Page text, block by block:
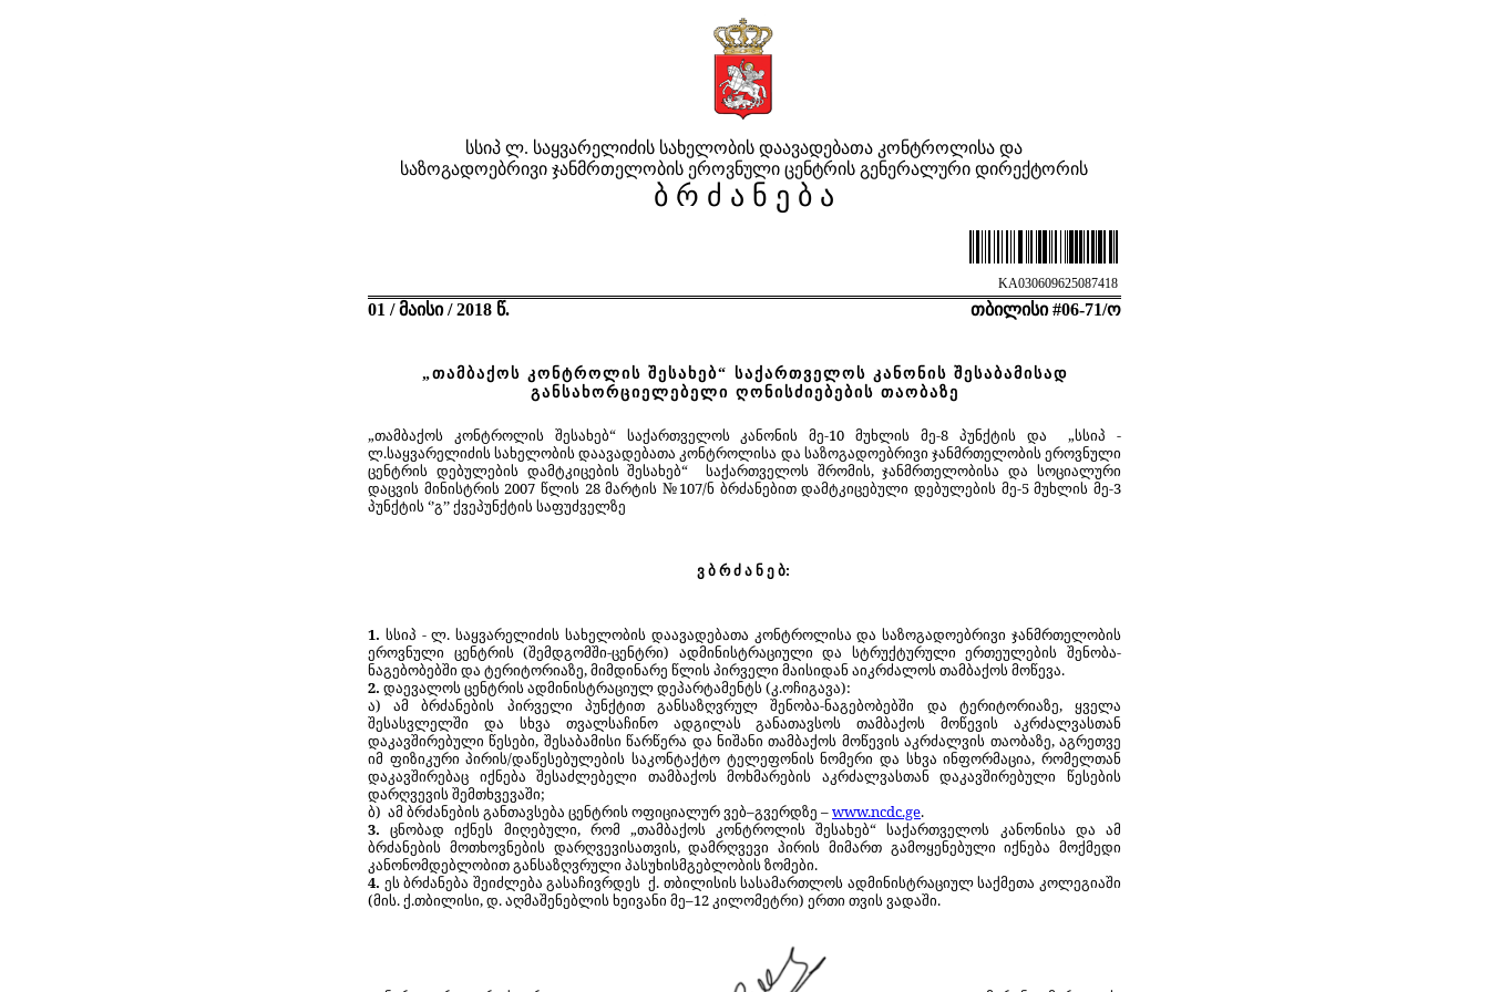
სსიპ ლ. საყვარელიძის სახელობის დაავადებათა კონტროლისა და
საზოგადოებრივი ჯანმრთელობის ეროვნული ცენტრის გენერალური დირექტორის
ბ რ ძ ა ნ ე ბ ა
KA030609625087418
01 / მაისი / 2018 წ. თბილისი #06-71/ო
„თამბაქოს კონტროლის შესახებ“ საქართველოს კანონის შესაბამისად
განსახორციელებელი ღონისძიებების თაობაზე
„თამბაქოს კონტროლის შესახებ“ საქართველოს კანონის მე-10 მუხლის მე-8 პუნქტის და „სსიპ -
ლ.საყვარელიძის სახელობის დაავადებათა კონტროლისა და საზოგადოებრივი ჯანმრთელობის ეროვნული
ცენტრის დებულების დამტკიცების შესახებ“ საქართველოს შრომის, ჯანმრთელობისა და სოციალური
დაცვის მინისტრის 2007 წლის 28 მარტის №107/ნ ბრძანებით დამტკიცებული დებულების მე-5 მუხლის მე-3
პუნქტის ‘’გ’’ ქვეპუნქტის საფუძველზე
ვ ბ რ ძ ა ნ ე ბ:
1. სსიპ - ლ. საყვარელიძის სახელობის დაავადებათა კონტროლისა და საზოგადოებრივი ჯანმრთელობის
ეროვნული ცენტრის (შემდგომში-ცენტრი) ადმინისტრაციული და სტრუქტურული ერთეულების შენობა-
ნაგებობებში და ტერიტორიაზე, მიმდინარე წლის პირველი მაისიდან აიკრძალოს თამბაქოს მოწევა.
2. დაევალოს ცენტრის ადმინისტრაციულ დეპარტამენტს (კ.ოჩიგავა):
ა)ამბრძანების პირველი პუნქტით განსაზღვრულ შენობა-ნაგებობებში და ტერიტორიაზე, ყველა
შესასვლელში და სხვა თვალსაჩინო ადგილას განათავსოს თამბაქოს მოწევის აკრძალვასთან
დაკავშირებული წესები, შესაბამისი წარწერა და ნიშანი თამბაქოს მოწევის აკრძალვის თაობაზე, აგრეთვე
იმ ფიზიკური პირის/დაწესებულების საკონტაქტო ტელეფონის ნომერი და სხვა ინფორმაცია, რომელთან
დაკავშირებაც იქნება შესაძლებელი თამბაქოს მოხმარების აკრძალვასთან დაკავშირებული წესების
დარღვევის შემთხვევაში;
ბ) ამ ბრძანების განთავსება ცენტრის ოფიციალურვებ–გვერდზე –www.ncdc.ge.
3.ცნობად იქნეს მიღებული, რომ „თამბაქოს კონტროლის შესახებ“საქართველოს კანონისა და ამ
ბრძანების მოთხოვნების დარღვევისათვის, დამრღვევი პირის მიმართ გამოყენებული იქნება მოქმედი
კანონომდებლობით განსაზღვრული პასუხისმგებლობის ზომები.
4. ეს ბრძანება შეიძლება გასაჩივრდეს ქ. თბილისის სასამართლოს ადმინისტრაციულსაქმეთა კოლეგიაში
(მის.ქ.თბილისი,დ.აღმაშენებლის ხეივანი მე–12კილომეტრი) ერთი თვის ვადაში.